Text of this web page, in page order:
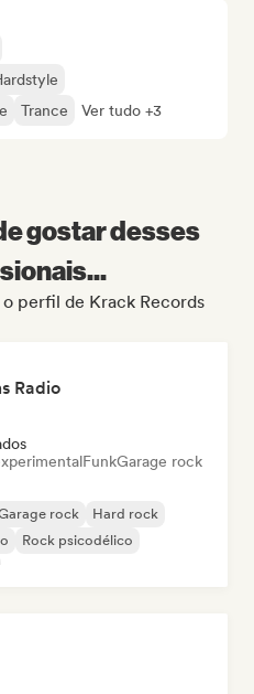
Trance Ver tudo +3
gostar desses
perfil de Krack Records
Radio
FunkGarage rock
rock
Hard rock
Rock psicodélico